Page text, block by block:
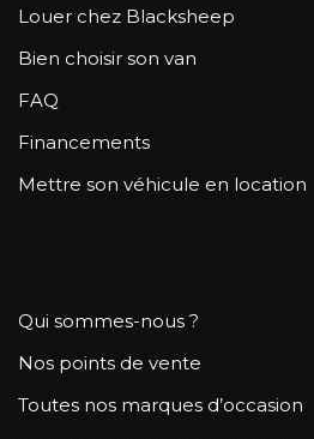
Louer chez Blacksheep
Bien choisir son van
FAQ
Financements
Mettre son véhicule en location
Qui sommes-nous ?
Nos points de vente
Toutes nos marques d’occasion